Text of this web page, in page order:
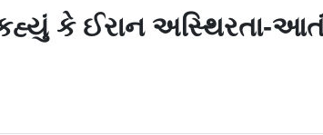
કે ઈરાન અસ્થિરતા-